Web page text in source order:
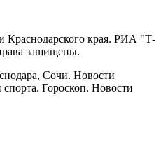
Краснодарского края. РИА "Т-
защищены.
Сочи. Новости
Гороскоп. Новости